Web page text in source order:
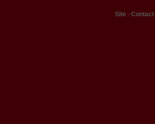
Site - Contact